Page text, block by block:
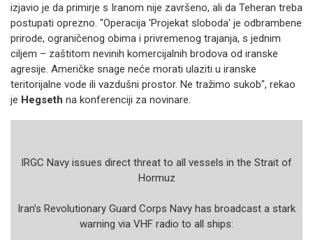
izjavio je da primirje s Iranom nije završeno, ali da Teheran treba
postupati oprezno. "Operacija 'Projekat sloboda' je odbrambene
prirode, ograničenog obima i privremenog trajanja, s jednim
ciljem – zaštitom nevinih komercijalnih brodova od iranske
agresije. Američke snage neće morati ulaziti u iranske
teritorijalne vode ili vazdušni prostor. Ne tražimo sukob", rekao
je Hegseth na konferenciji za novinare.
IRGC Navy issues direct threat to all vessels in the Strait of
Hormuz
Iran’s Revolutionary Guard Corps Navy has broadcast a stark
warning via VHF radio to all ships: